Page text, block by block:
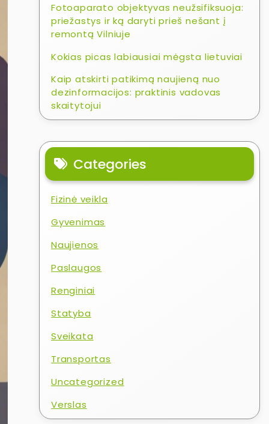
Fotoaparato objektyvas neužsifiksuoja:
priežastys ir ką daryti prieš nešant į
remontą Vilniuje
Kokias picas labiausiai mėgsta lietuviai
Kaip atskirti patikimą naujieną nuo
dezinformacijos: praktinis vadovas
skaitytojui
Categories
Fizinė veikla
Gyvenimas
Naujienos
Paslaugos
Renginiai
Statyba
Sveikata
Transportas
Uncategorized
Verslas